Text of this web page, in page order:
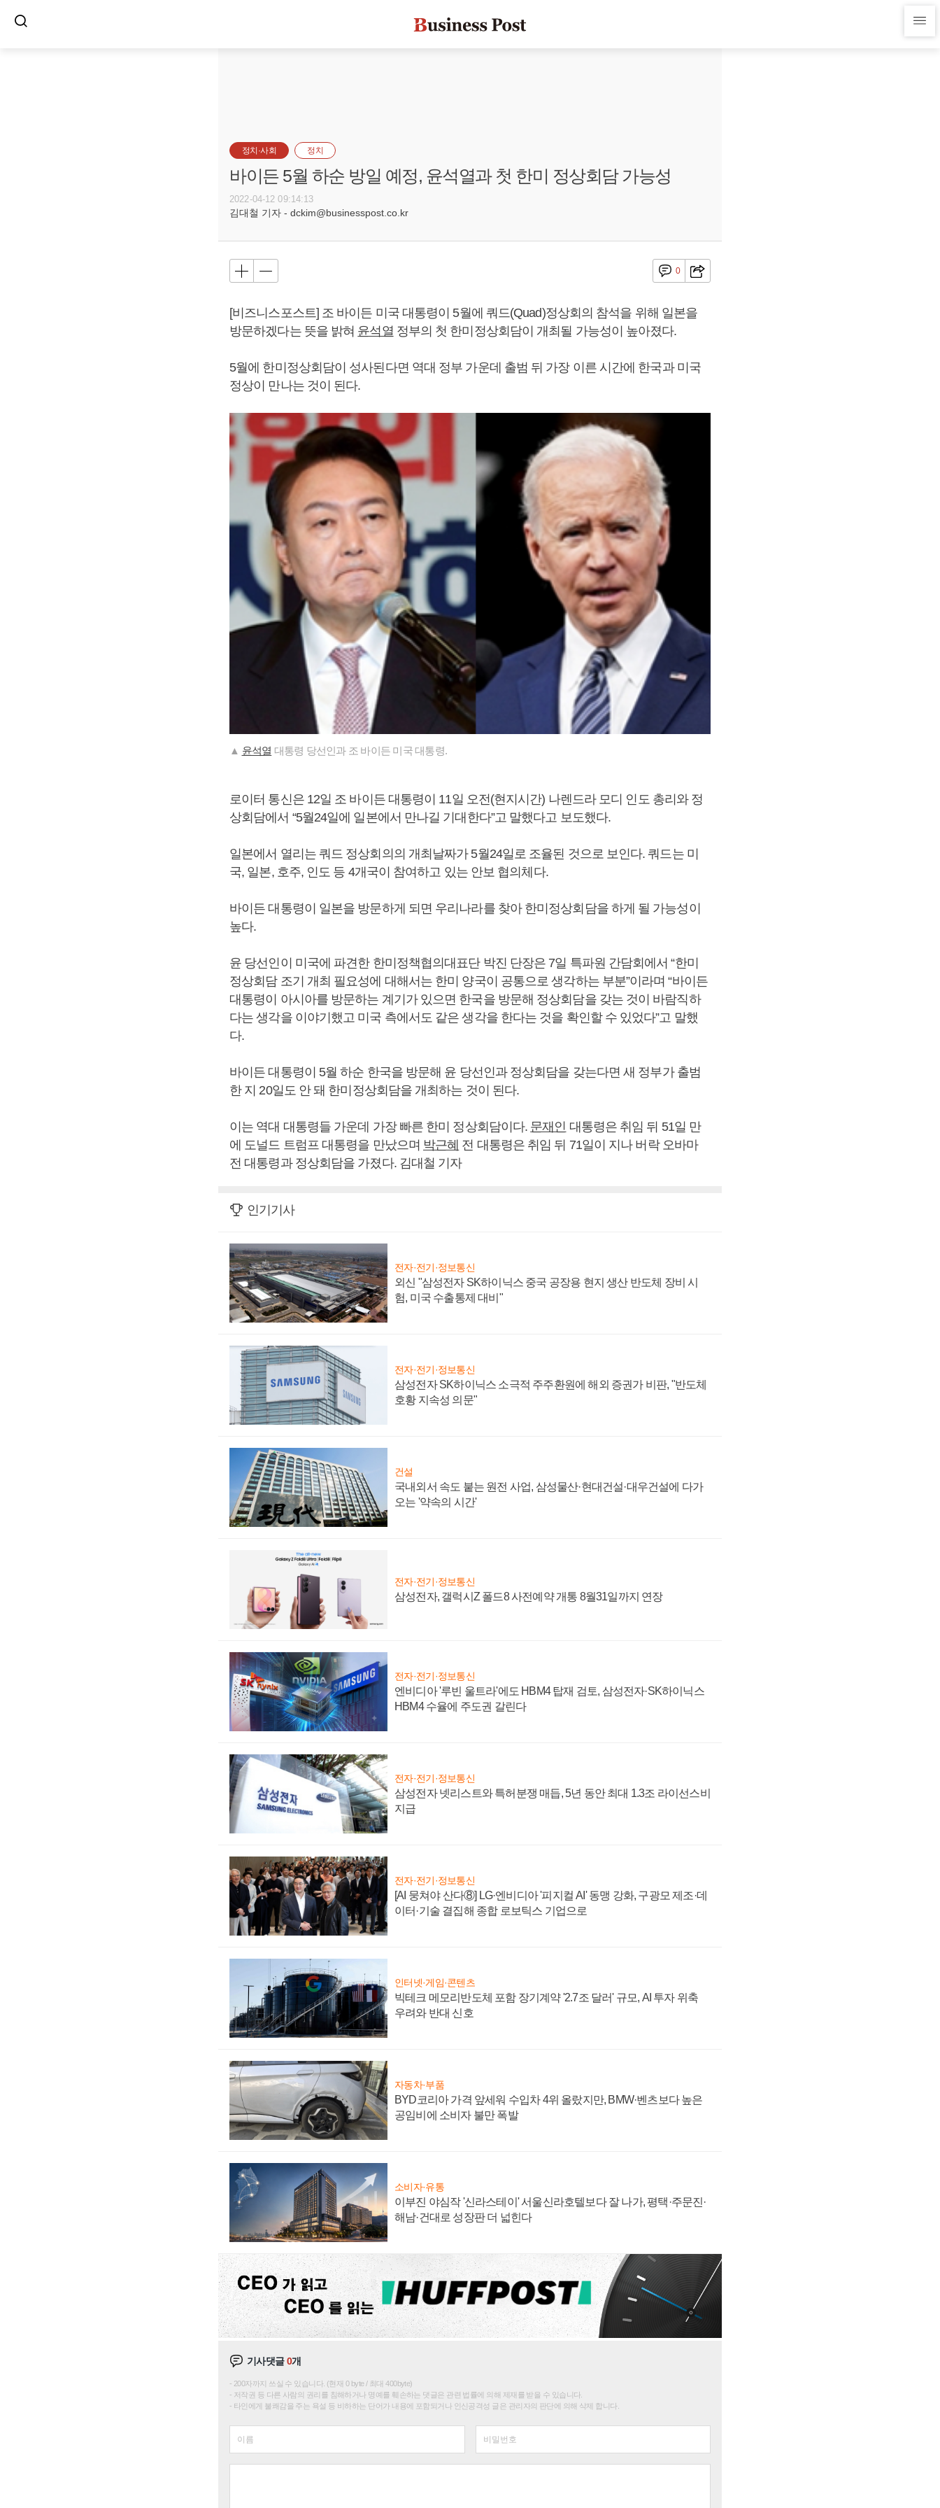
정치·사회 정치
바이든 5월 하순 방일 예정, 윤석열과 첫 한미 정상회담 가능성
2022-04-12 09:14:13
김대철 기자 - dckim@businesspost.co.kr
0
[비즈니스포스트] 조 바이든 미국 대통령이 5월에 쿼드(Quad)정상회의 참석을 위해 일본을
방문하겠다는 뜻을 밝혀 윤석열 정부의 첫 한미정상회담이 개최될 가능성이 높아졌다.
5월에 한미정상회담이 성사된다면 역대 정부 가운데 출범 뒤 가장 이른 시간에 한국과 미국
정상이 만나는 것이 된다.
▲ 윤석열 대통령 당선인과 조 바이든 미국 대통령.
로이터 통신은 12일 조 바이든 대통령이 11일 오전(현지시간) 나렌드라 모디 인도 총리와 정
상회담에서 “5월24일에 일본에서 만나길 기대한다”고 말했다고 보도했다.
일본에서 열리는 쿼드 정상회의의 개최날짜가 5월24일로 조율된 것으로 보인다. 쿼드는 미
국, 일본, 호주, 인도 등 4개국이 참여하고 있는 안보 협의체다.
바이든 대통령이 일본을 방문하게 되면 우리나라를 찾아 한미정상회담을 하게 될 가능성이
높다.
윤 당선인이 미국에 파견한 한미정책협의대표단 박진 단장은 7일 특파원 간담회에서 “한미
정상회담 조기 개최 필요성에 대해서는 한미 양국이 공통으로 생각하는 부분”이라며 “바이든
대통령이 아시아를 방문하는 계기가 있으면 한국을 방문해 정상회담을 갖는 것이 바람직하
다는 생각을 이야기했고 미국 측에서도 같은 생각을 한다는 것을 확인할 수 있었다”고 말했
다.
바이든 대통령이 5월 하순 한국을 방문해 윤 당선인과 정상회담을 갖는다면 새 정부가 출범
한 지 20일도 안 돼 한미정상회담을 개최하는 것이 된다.
이는 역대 대통령들 가운데 가장 빠른 한미 정상회담이다. 문재인 대통령은 취임 뒤 51일 만
에 도널드 트럼프 대통령을 만났으며 박근혜 전 대통령은 취임 뒤 71일이 지나 버락 오바마
전 대통령과 정상회담을 가졌다. 김대철 기자
인기기사
전자·전기·정보통신
외신 "삼성전자 SK하이닉스 중국 공장용 현지 생산 반도체 장비 시
험, 미국 수출통제 대비"
전자·전기·정보통신
삼성전자 SK하이닉스 소극적 주주환원에 해외 증권가 비판, "반도체
호황 지속성 의문"
건설
국내외서 속도 붙는 원전 사업, 삼성물산·현대건설·대우건설에 다가
오는 '약속의 시간'
전자·전기·정보통신
삼성전자, 갤럭시Z 폴드8 사전예약 개통 8월31일까지 연장
전자·전기·정보통신
엔비디아 '루빈 울트라'에도 HBM4 탑재 검토, 삼성전자·SK하이닉스
HBM4 수율에 주도권 갈린다
전자·전기·정보통신
삼성전자 넷리스트와 특허분쟁 매듭, 5년 동안 최대 1.3조 라이선스비
지급
전자·전기·정보통신
[AI 뭉쳐야 산다⑧] LG·엔비디아 '피지컬 AI' 동맹 강화, 구광모 제조·데
이터·기술 결집해 종합 로보틱스 기업으로
인터넷·게임·콘텐츠
빅테크 메모리반도체 포함 장기계약 '2.7조 달러' 규모, AI 투자 위축
우려와 반대 신호
자동차·부품
BYD코리아 가격 앞세워 수입차 4위 올랐지만, BMW·벤츠보다 높은
공임비에 소비자 불만 폭발
소비자·유통
이부진 야심작 '신라스테이' 서울신라호텔보다 잘 나가, 평택·주문진·
해남·건대로 성장판 더 넓힌다
기사댓글0개
200자까지 쓰실 수 있습니다. (현재 0 byte / 최대 400byte)
저작권 등 다른 사람의 권리를 침해하거나 명예를 훼손하는 댓글은 관련 법률에 의해 제재를 받을 수 있습니다.
타인에게 불쾌감을 주는 욕설 등 비하하는 단어가 내용에 포함되거나 인신공격성 글은 관리자의 판단에 의해 삭제 합니다.